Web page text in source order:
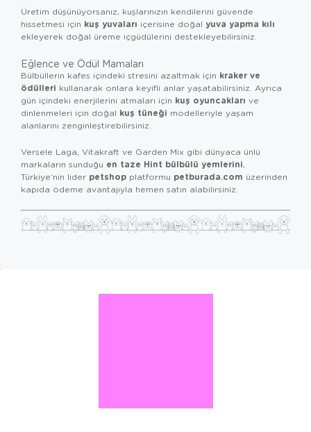
Üretim düşünüyorsanız, kuşlarınızın kendilerini güvende
hissetmesi için kuş yuvaları içerisine doğal yuva yapma kılı
ekleyerek doğal üreme içgüdülerini destekleyebilirsiniz.
Eğlence ve Ödül Mamaları
Bülbüllerin kafes içindeki stresini azaltmak için kraker ve
ödülleri kullanarak onlara keyifli anlar yaşatabilirsiniz. Ayrıca
gün içindeki enerjilerini atmaları için kuş oyuncakları ve
dinlenmeleri için doğal kuş tüneği modelleriyle yaşam
alanlarını zenginleştirebilirsiniz.
Versele Laga, Vitakraft ve Garden Mix gibi dünyaca ünlü
markaların sunduğu en taze Hint bülbülü yemlerini,
Türkiye’nin lider petshop platformu petburada.com üzerinden
kapıda ödeme avantajıyla hemen satın alabilirsiniz.